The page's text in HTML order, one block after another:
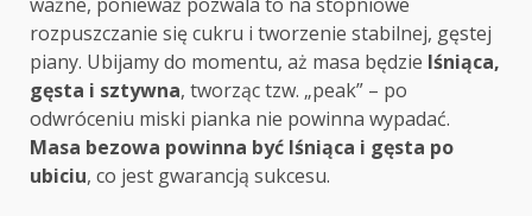
rozpuszczanie się cukru i tworzenie stabilnej, gęstej
piany. Ubijamy do momentu, aż masa będzie lśniąca,
gęsta i sztywna, tworząc tzw. „peak” – po
odwróceniu miski pianka nie powinna wypadać.
Masa bezowa powinna być lśniąca i gęsta po
ubiciu, co jest gwarancją sukcesu.